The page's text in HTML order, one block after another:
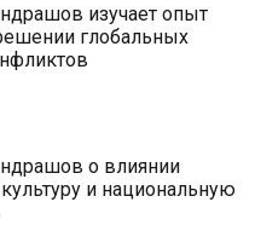
изучает опыт
глобальных
о влиянии
и национальную